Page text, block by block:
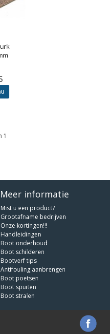
1
Meer informatie
Mist u een product?
Grootafname bedrijven
Onze kortingen!!!
Handleidingen
Boot onderhoud
Boot schilderen
Bootverf tips
Antifouling aanbrengen
Boot poetsen
Boot spuiten
Boot stralen